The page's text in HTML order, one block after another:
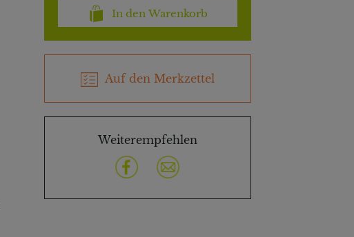
In den Warenkorb
Auf den Merkzettel
Weiterempfehlen